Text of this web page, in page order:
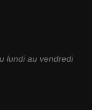
lundi au vendredi